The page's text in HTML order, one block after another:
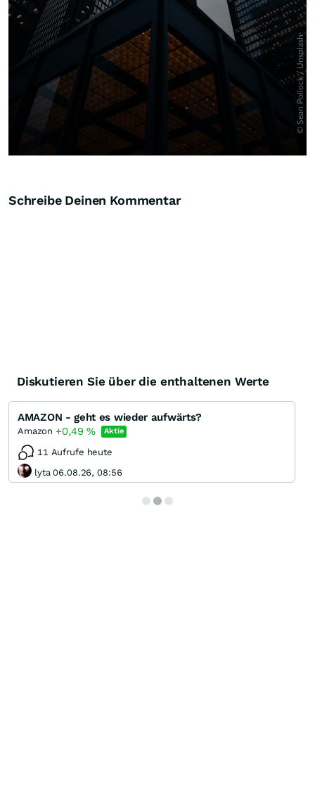
Schreibe Deinen Kommentar
Diskutieren Sie über die enthaltenen Werte
AMAZON - geht es wieder aufwärts?
Amazon +0,49% Aktie
11 Aufrufe heute
lyta 06.08.26, 08:56